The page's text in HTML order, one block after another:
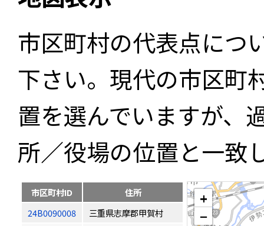
市区町村の代表点につ
下さい。現代の市区町
置を選んでいますが、
所／役場の位置と一致
市区町村ID
住所
24B0090008
三重県志摩郡甲賀村
+
−